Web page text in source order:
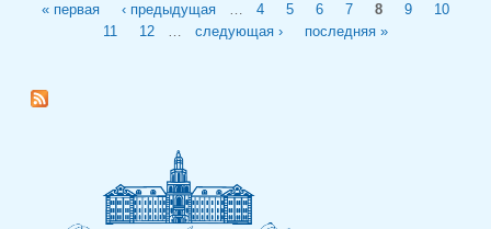
« первая ‹ предыдущая 4 5 6 7 8 9
10
11
12 следующая › последняя »